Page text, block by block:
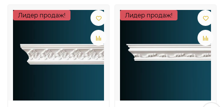
Лидер продаж! Лидер продаж!